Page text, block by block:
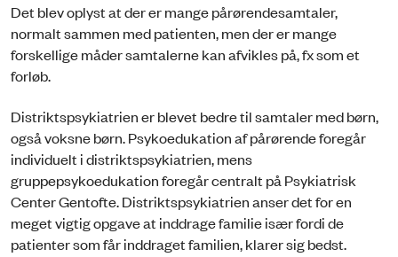
Det blev oplyst at der er mange pårørendesamtaler,
normalt sammen med patienten, men der er mange
forskellige måder samtalerne kan afvikles på, fx som et
forløb.
Distriktspsykiatrien er blevet bedre til samtaler med børn,
også voksne børn. Psykoedukation af pårørende foregår
individuelt i distriktspsykiatrien, mens
gruppepsykoedukation foregår centralt på Psykiatrisk
Center Gentofte. Distriktspsykiatrien anser det for en
meget vigtig opgave at inddrage familie især fordi de
patienter som får inddraget familien, klarer sig bedst.